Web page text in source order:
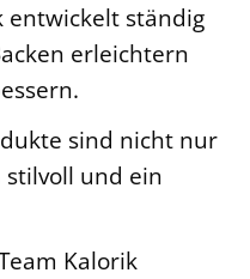
entwickelt ständig
erleichtern
sind nicht nur
und ein
Kalorik